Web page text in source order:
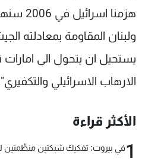
هزمنا
ولبنان المقاومة بمعادلته
يستحيل ان يتحول الى
الارهاب الاسرائيلي
الأكثر قراءة
1في بيروت: تفكيك شبكتين منظّمتين